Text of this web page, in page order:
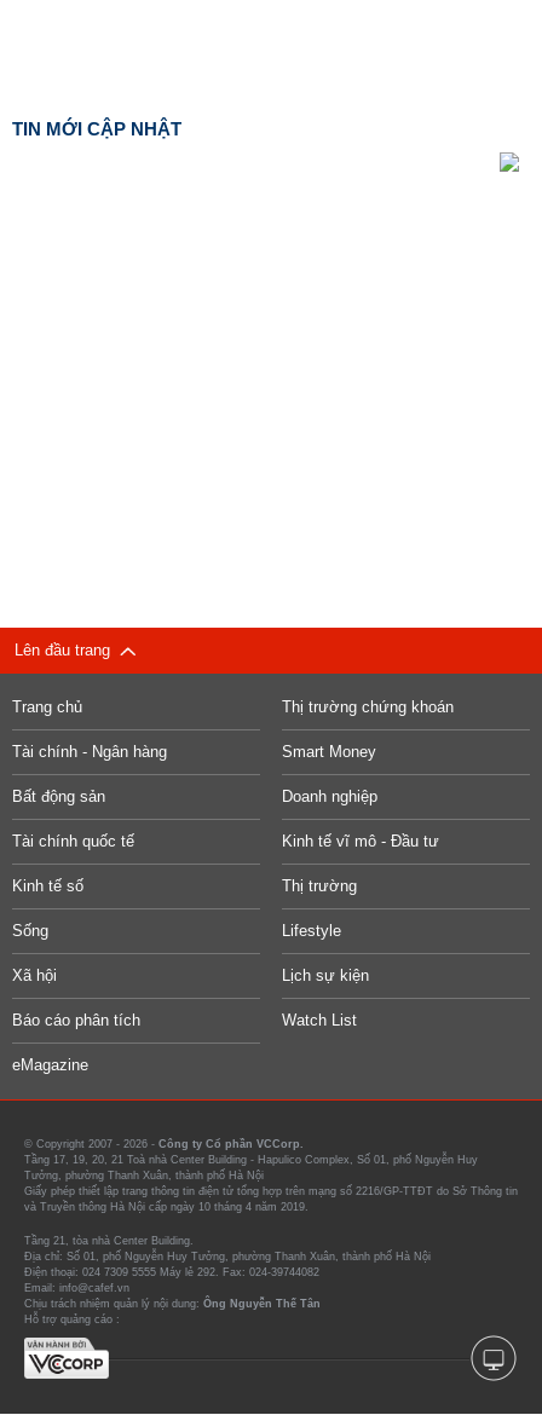
TIN MỚI CẬP NHẬT
Lên đầu trang
Trang chủ Thị trường chứng khoán
Tài chính - Ngân hàng Smart Money
Bất động sản Doanh nghiệp
Tài chính quốc tế Kinh tế vĩ mô - Đầu tư
Kinh tế số Thị trường
Sống Lifestyle
Xã hội Lịch sự kiện
Báo cáo phân tích Watch List
eMagazine
© Copyright 2007 - 2026 - Công ty Cổ phần VCCorp.
Tầng 17, 19, 20, 21 Toà nhà Center Building - Hapulico Complex, Số 01, phố Nguyễn Huy
Tưởng, phường Thanh Xuân, thành phố Hà Nội
Giấy phép thiết lập trang thông tin điện tử tổng hợp trên mạng số 2216/GP-TTĐT do Sở Thông tin
và Truyền thông Hà Nội cấp ngày 10 tháng 4 năm 2019.
Tầng 21, tòa nhà Center Building.
Địa chỉ: Số 01, phố Nguyễn Huy Tưởng, phường Thanh Xuân, thành phố Hà Nội
Điện thoại: 024 7309 5555 Máy lẻ 292. Fax: 024-39744082
Email: info@cafef.vn
Chịu trách nhiệm quản lý nội dung: Ông Nguyễn Thế Tân
Hỗ trợ quảng cáo :